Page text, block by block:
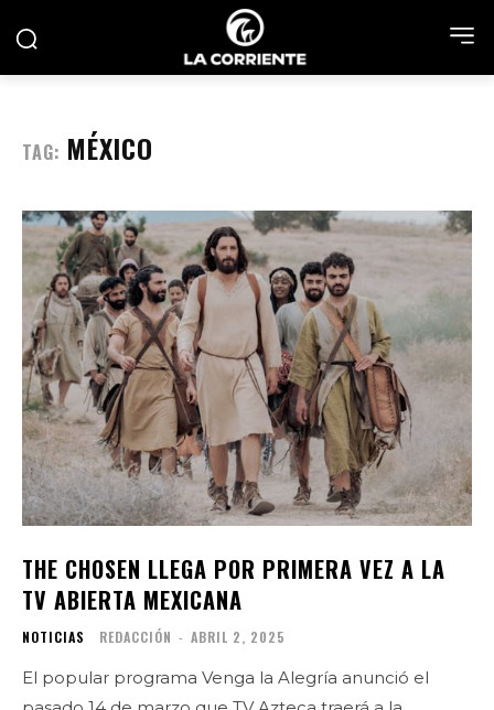
TAG: MÉXICO
THE CHOSEN LLEGA POR PRIMERA VEZ A LA
TV ABIERTA MEXICANA
NOTICIAS REDACCIÓN - ABRIL 2, 2025
El popular programa Venga la Alegría anunció el